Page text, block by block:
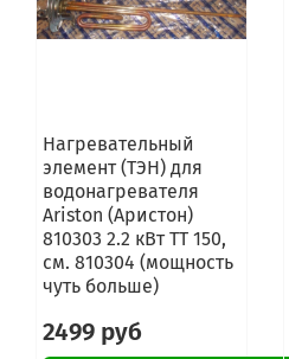
Нагревательный
элемент (ТЭН) для
водонагревателя
Ariston (Аристон)
810303 2.2 кВт ТТ 150,
см. 810304 (мощность
чуть больше)
2499 руб